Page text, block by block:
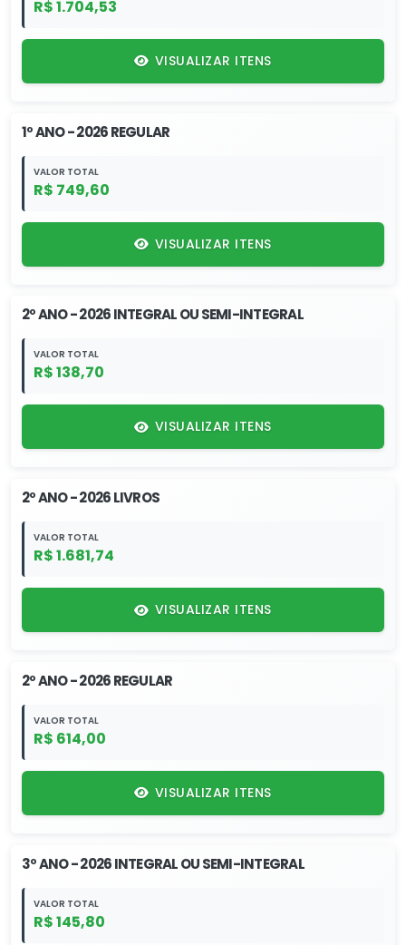
R$ 1.704,53
VISUALIZAR ITENS
1º ANO - 2026 REGULAR
VALOR TOTAL
R$ 749,60
VISUALIZAR ITENS
2º ANO - 2026 INTEGRAL OU SEMI-INTEGRAL
VALOR TOTAL
R$ 138,70
VISUALIZAR ITENS
2º ANO - 2026 LIVROS
VALOR TOTAL
R$ 1.681,74
VISUALIZAR ITENS
2º ANO - 2026 REGULAR
VALOR TOTAL
R$ 614,00
VISUALIZAR ITENS
3º ANO - 2026 INTEGRAL OU SEMI-INTEGRAL
VALOR TOTAL
R$ 145,80